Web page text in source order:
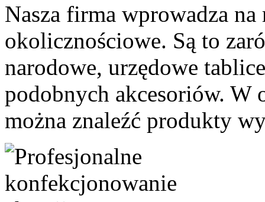
Nasza firma wprowadza
okolicznościowe. Są to
narodowe, urzędowe
podobnych akcesoriów. W
można znaleźć produkty